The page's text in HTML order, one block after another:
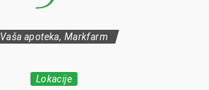
Vaša apoteka, Markfarm
Lokacije